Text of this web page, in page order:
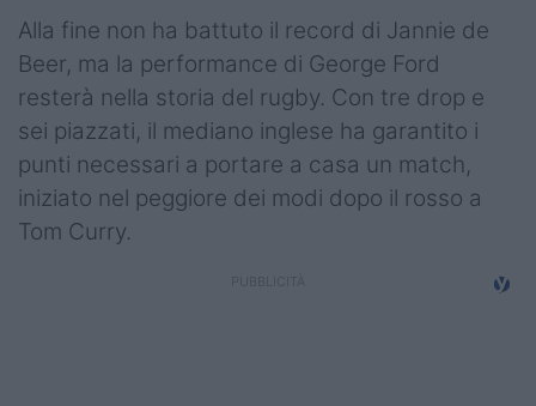
World Rugby
Rugby World Cup
Super Rugby
Rugby in TV
Mercato
Alla fine non ha battuto il record di Jannie de
Beer, ma la performance di George Ford
resterà nella storia del rugby. Con tre drop e
sei piazzati, il mediano inglese ha garantito i
punti necessari a portare a casa un match,
iniziato nel peggiore dei modi dopo il rosso a
Tom Curry.